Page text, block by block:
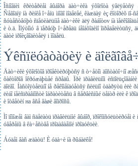
Îñíîâíèì êðèòåðèåì âûáîðà äàò÷èêà ýõîëîòà ÿâëÿåòñÿ
Ñåãîäíÿ íà ðèíêå î÷åíü ìíîãî ìîäåëåé, êàæäàÿ èç êîòîðèõ ïî-
ñóùåñòâóþò ñïåöèàëüííå äàò÷èêè äëÿ ðàáîòov íà
è ò.ä. Ïîýòîìó â ïåðâóþ î÷åðåäü íåîáõîäèìî îïðåäåëèòüñÿ,
äàòè ïðîèçâîäèòåëÿ і ìîäåëü.
Ýêñïëóàòàöèÿ è
Äàò÷èêè ýõîëîòîâ ïðîåêòèðóþòñÿ ñ ò÷åòîì äîñòàòî÷íî
ôàêòîðîâ îêðóæàþùåé ñðåäû. Ïðè ïðàâèëüíîì
äîëãî. Íàñòîÿòåëüíî íå ðåêîìåíäóåòñÿ ñèëüíî òäàðÿòü èëè
ëèáî íåèñïðàâíîñòè îáðàòèòåñü â ñåðâèñíûé öåíòð èëè ê
è îòâåòèí на âñå âàøè âîïðîñû.
Ìî ïîìîæåì âàì ñäåëàòü ïðàâèëüííé âûáîð, ïðîêîíñóëüòèðóåì
óâåðåíû â êà÷åñòâå ïðîäàâàåìîé ïðîäóêöèè.
Áóäåì âàñ æäàòü! È óäà÷è íà ðûáàëêå!